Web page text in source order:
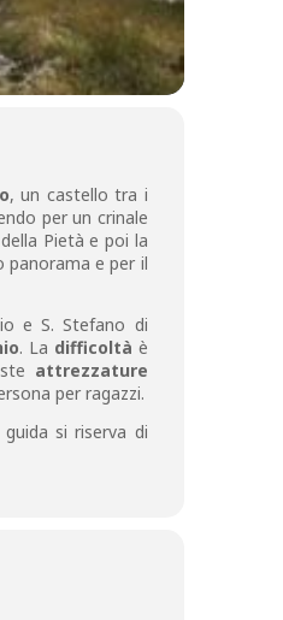
, un castello tra i
per un crinale
Pietà e poi la
panorama e per il
e S. Stefano di
. La difficoltà è
attrezzature
per ragazzi.
si riserva di